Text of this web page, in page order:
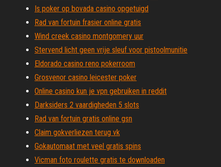
Is poker op bovada casino opgetuigd
Rad van fortuin frasier online gratis
Wind creek casino montgomery uur
Stervend licht geen vrije sleuf voor pistoolmunitie
Eldorado casino reno pokerroom
Grosvenor casino leicester poker
Online casino kun je vpn gebruiken in reddit
Darksiders 2 vaardigheden 5 slots
Rad van fortuin gratis online gsn
Claim gokverliezen terug vk
Gokautomaat met veel gratis spins
Vicman foto roulette gratis te downloaden